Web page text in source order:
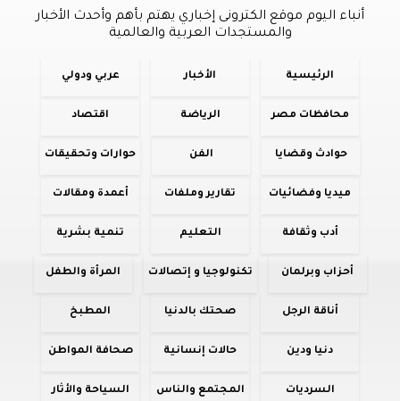
أنباء اليوم موقع الكترونى إخباري يهتم بأهم وأحدث الأخبار
والمستجدات العربية والعالمية
الرئيسية الأخبار عربي ودولي
محافظات مصر الرياضة اقتصاد
حوادث وقضايا الفن حوارات وتحقيقات
ميديا وفضائيات تقارير وملفات أعمدة ومقالات
أدب وثقافة التعليم تنمية بشرية
أحزاب وبرلمان تكنولوجيا و إتصالات المرأة والطفل
أناقة الرجل صحتك بالدنيا المطبخ
دنيا ودين حالات إنسانية صحافة المواطن
السرديات المجتمع والناس السياحة والأثار